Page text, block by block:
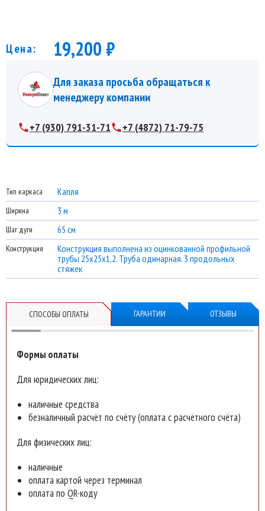
Цена: 19,200 ₽
Для заказа просьба обращаться к
менеджеру компании
+7 (930) 791-31-71 +7 (4872) 71-79-75
Тип каркаса Капля
Ширина 3 м
Шаг дуги 65 см
Конструкция
Конструкция выполнена из оцинкованной профильной
трубы 25х25х1,2. Труба одинарная. 3 продольных
стяжек
СПОСОБЫ ОПЛАТЫ ГАРАНТИИ ОТЗЫВЫ
Формы оплаты
Для юридических лиц:
наличные средства
безналичный расчёт по счёту (оплата с расчётного счёта)
Для физических лиц:
наличные
оплата картой через терминал
оплата по QR-коду
Теплица «Капля» шириной 3 м
поликарбонат:Каркас
Оставьте свой номер телефона для быстрого рассчета
менеджером.